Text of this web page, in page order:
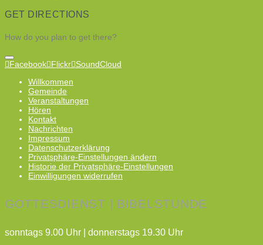
GET DIRECTIONS
How do you plan to get there?
Facebook Flickr SoundCloud
Willkommen
Gemeinde
Veranstaltungen
Hören
Kontakt
Nachrichten
Impressum
Datenschutzerklärung
Privatsphäre-Einstellungen ändern
Historie der Privatsphäre-Einstellungen
Einwilligungen widerrufen
GOTTESDIENST | BIBELSTUNDE
sonntags 9.00 Uhr | donnerstags 19.30 Uhr